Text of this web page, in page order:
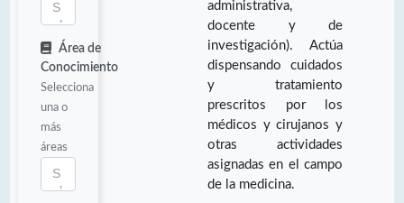
Área de
Conocimiento
Selecciona
una o
más
áreas
administrativa,
docente y de
investigación). Actúa
dispensando cuidados
y tratamiento
prescritos por los
médicos y cirujanos y
otras actividades
asignadas en el campo
de la medicina.